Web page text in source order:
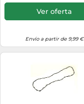
Ver oferta
Envío a partir de 9,99 €